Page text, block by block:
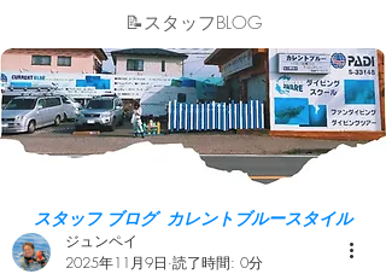
​📝スタッフBLOG
スタッフ ブログ カレントブルースタイル
ジュンペイ
2025年11月9日 読了時間: 0分